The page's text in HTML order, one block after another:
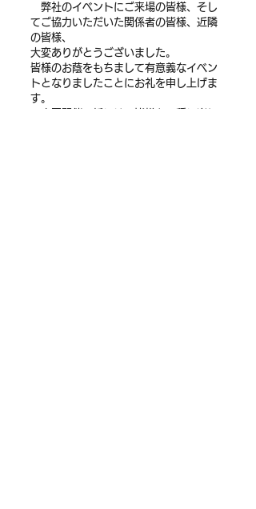
弊社のイベントにご来場の皆様、そし
てご協力いただいた関係者の皆様、近隣
の皆様、
大変ありがとうございました。
皆様のお蔭をもちまして有意義なイベン
トとなりましたことにお礼を申し上げま
す。